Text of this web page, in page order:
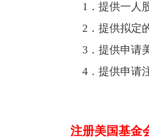
1．提供一人
2．提供拟定
3．提供申请
4．提供申请
注册美国基金